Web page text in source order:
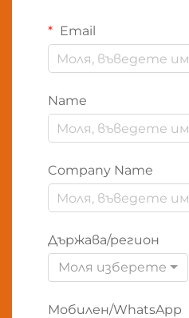
Email
Name
Company Name
Държава/регион
Моля изберете
Мобилен/WhatsApp